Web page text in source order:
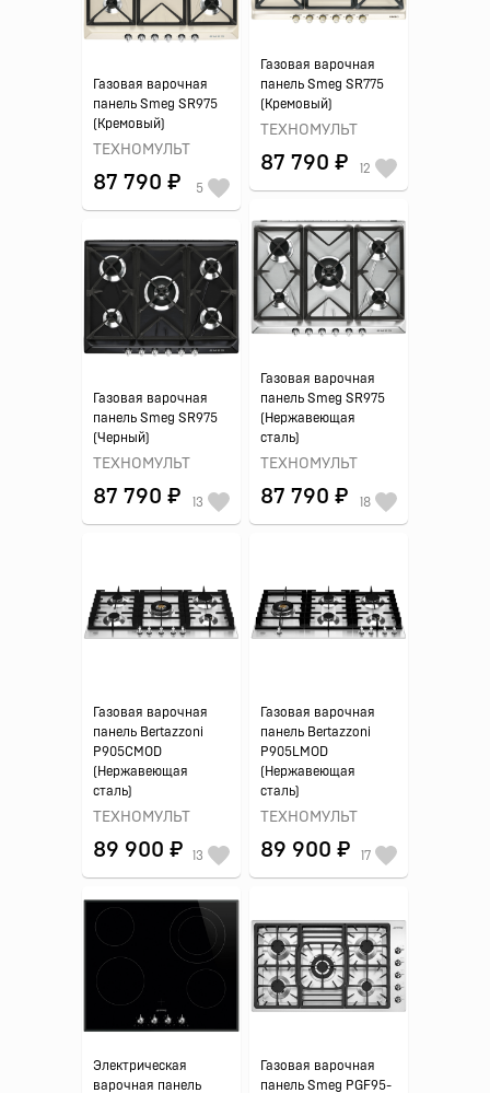
Газовая варочная
панель Smeg SR775
(Кремовый)
ТЕХНОМУЛЬТ
87 790 ₽ 12
Газовая варочная
панель Smeg SR975
(Кремовый)
ТЕХНОМУЛЬТ
87 790 ₽ 5
Газовая варочная
панель Smeg SR975
(Нержавеющая
сталь)
ТЕХНОМУЛЬТ
87 790 ₽ 18
Газовая варочная
панель Smeg SR975
(Черный)
ТЕХНОМУЛЬТ
87 790 ₽ 13
Газовая варочная
панель Bertazzoni
P905CMOD
(Нержавеющая
сталь)
ТЕХНОМУЛЬТ
89 900 ₽ 13
Газовая варочная
панель Bertazzoni
P905LMOD
(Нержавеющая
сталь)
ТЕХНОМУЛЬТ
89 900 ₽ 17
Электрическая
варочная панель
Газовая варочная
панель Smeg PGF95-